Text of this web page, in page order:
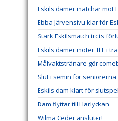
Eskils damer matchar mot
Ebba Järvensivu klar för
Stark Eskilsmatch trots
Eskils damer möter TFF i
Målvaktstränare gör
Slut i semin för seniorerna
Eskils dam klart för slutspel
Dam flyttar till Harlyckan
Wilma Ceder ansluter!